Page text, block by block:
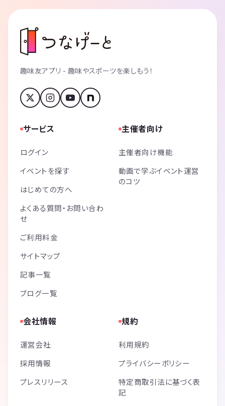
趣味友アプリ - 趣味やスポーツを楽しもう！
サービス
ログイン
イベントを探す
はじめての方へ
よくある質問・お問い合わ
せ
ご利用料金
サイトマップ
記事一覧
ブログ一覧
主催者向け
主催者向け機能
動画で学ぶイベント運営
のコツ
会社情報
運営会社
採用情報
プレスリリース
規約
利用規約
プライバシーポリシー
特定商取引法に基づく表
記